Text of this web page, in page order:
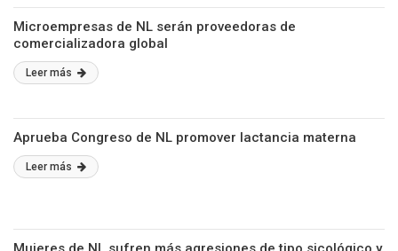
Microempresas de NL serán proveedoras de
comercializadora global
Leer más
Aprueba Congreso de NL promover lactancia materna
Leer más